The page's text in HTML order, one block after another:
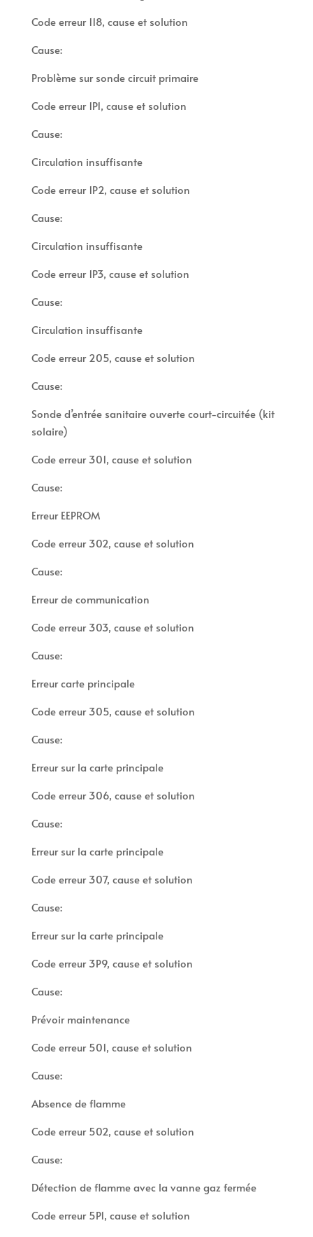
Code erreur 118, cause et solution
Cause:
Problème sur sonde circuit primaire
Code erreur 1P1, cause et solution
Cause:
Circulation insuffisante
Code erreur 1P2, cause et solution
Cause:
Circulation insuffisante
Code erreur 1P3, cause et solution
Cause:
Circulation insuffisante
Code erreur 205, cause et solution
Cause:
Sonde d’entrée sanitaire ouverte court-circuitée (kit
solaire)
Code erreur 301, cause et solution
Cause:
Erreur EEPROM
Code erreur 302, cause et solution
Cause:
Erreur de communication
Code erreur 303, cause et solution
Cause:
Erreur carte principale
Code erreur 305, cause et solution
Cause:
Erreur sur la carte principale
Code erreur 306, cause et solution
Cause:
Erreur sur la carte principale
Code erreur 307, cause et solution
Cause:
Erreur sur la carte principale
Code erreur 3P9, cause et solution
Cause:
Prévoir maintenance
Code erreur 501, cause et solution
Cause:
Absence de flamme
Code erreur 502, cause et solution
Cause:
Détection de flamme avec la vanne gaz fermée
Code erreur 5P1, cause et solution